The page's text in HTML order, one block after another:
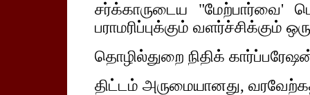
சர்க்காருடைய "மேற்பார்வை'
பராமரிப்புக்கும் வளர்ச்சிக்கும்
தொழில்துறை நிதிக்
திட்டம் அருமையானது,